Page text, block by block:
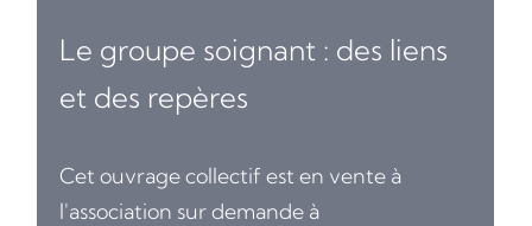
Le groupe soignant : des liens
et des repères
Cet ouvrage collectif est en vente à
l'association sur demande à